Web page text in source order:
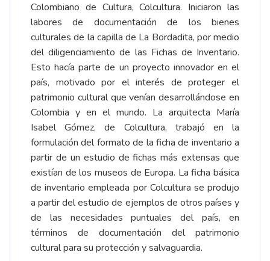
Colombiano de Cultura, Colcultura. Iniciaron las
labores de documentación de los bienes
culturales de la capilla de La Bordadita, por medio
del diligenciamiento de las Fichas de Inventario.
Esto hacía parte de un proyecto innovador en el
país, motivado por el interés de proteger el
patrimonio cultural que venían desarrollándose en
Colombia y en el mundo. La arquitecta María
Isabel Gómez, de Colcultura, trabajó en la
formulación del formato de la ficha de inventario a
partir de un estudio de fichas más extensas que
existían de los museos de Europa. La ficha básica
de inventario empleada por Colcultura se produjo
a partir del estudio de ejemplos de otros países y
de las necesidades puntuales del país, en
términos de documentación del patrimonio
cultural para su protección y salvaguardia.